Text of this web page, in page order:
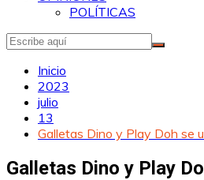
POLÍTICAS
Inicio
2023
julio
13
Galletas Dino y Play Doh se
Galletas Dino y Play